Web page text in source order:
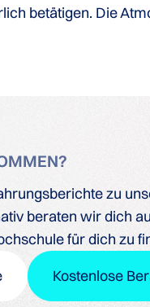
betätigen. Die
zu
beraten wir dich
für dich zu
Kostenlose